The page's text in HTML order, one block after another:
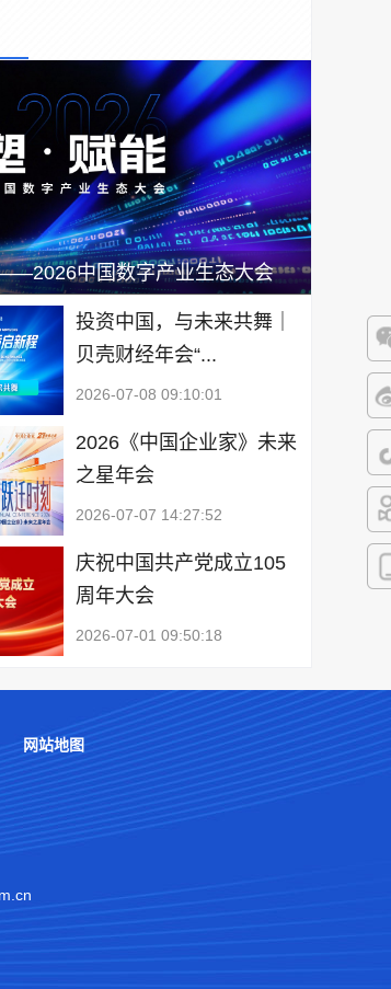
微
微
抖
快
中国数字产业生态大会
投资中国，与未来共舞｜
贝壳财经年会“...
2026-07-08 09:10:01
2026《中国企业家》未来
之星年会
2026-07-07 14:27:52
庆祝中国共产党成立105
周年大会
2026-07-01 09:50:18
网站地图